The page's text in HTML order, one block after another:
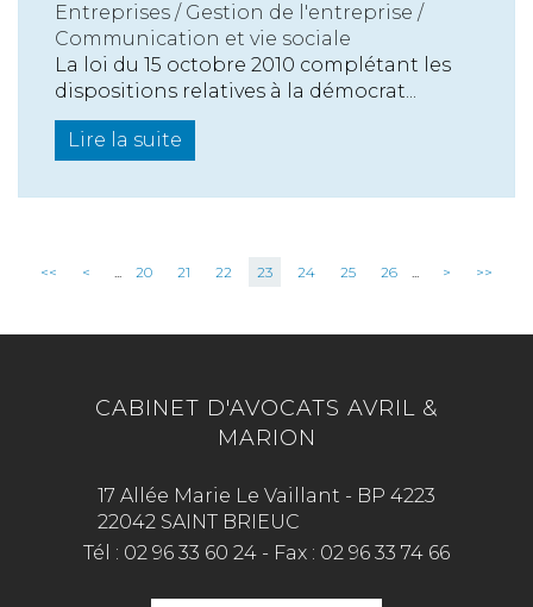
Entreprises / Gestion de l'entreprise /
Communication et vie sociale
La loi du 15 octobre 2010 complétant les
dispositions relatives à la démocrat...
Lire la suite
<< < ... 20 21 22 23 24 25 26 ... > >>
CABINET D'AVOCATS AVRIL &
MARION
17 Allée Marie Le Vaillant - BP 4223
22042 SAINT BRIEUC
Tél : 02 96 33 60 24 - Fax : 02 96 33 74 66